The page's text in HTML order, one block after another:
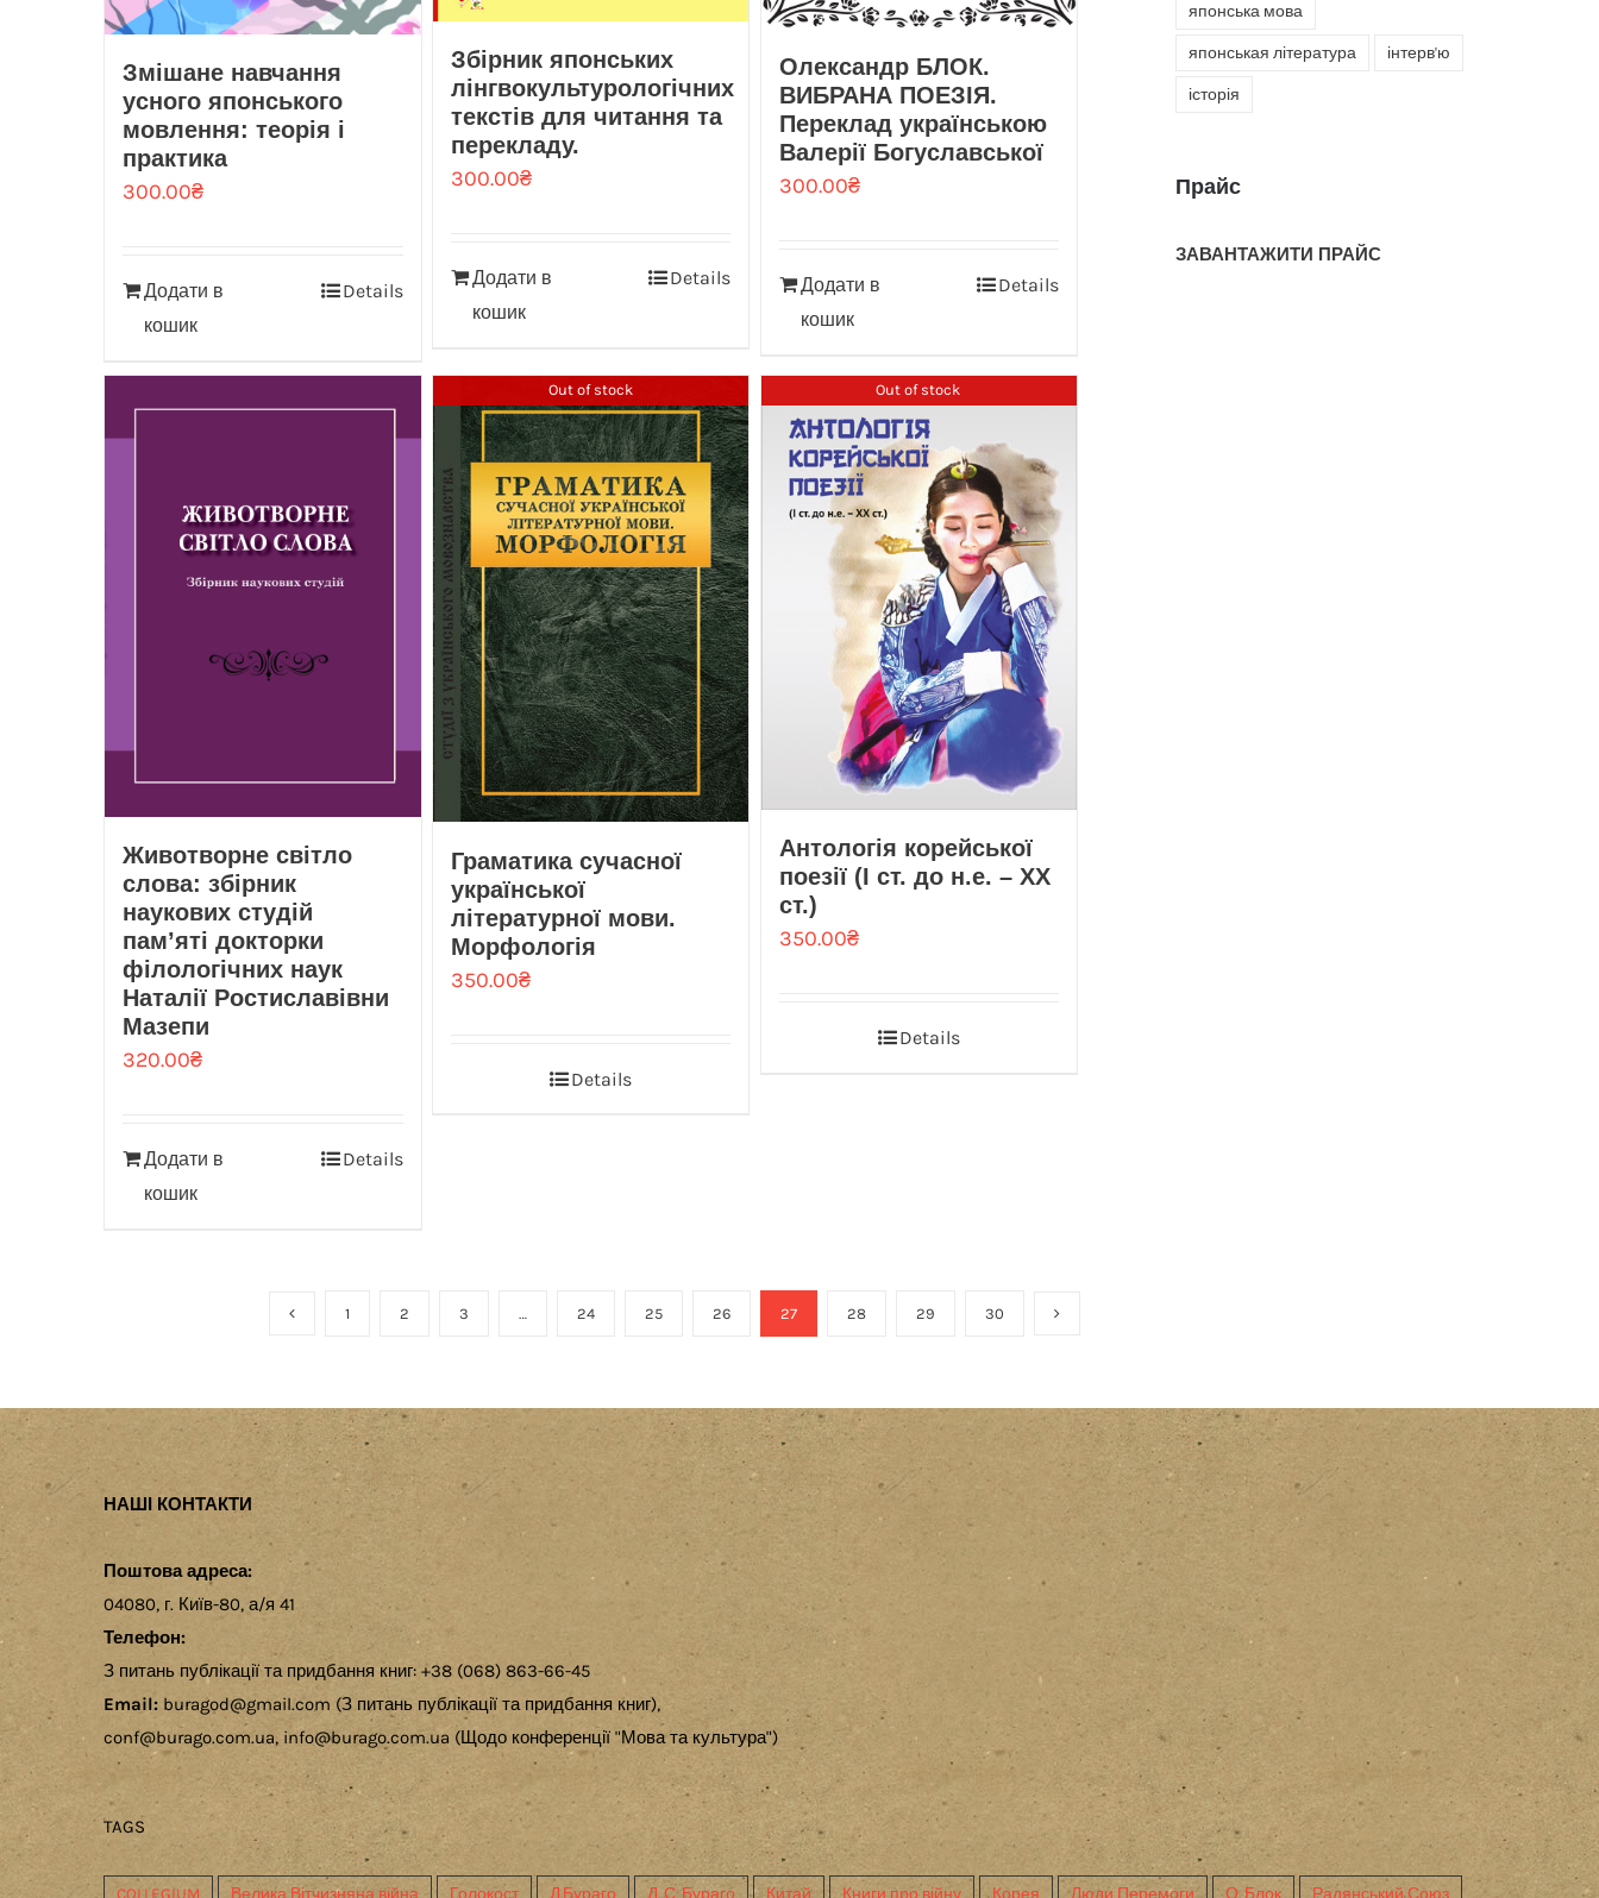
Змішане навчання
усного японського
мовлення: теорія і
практика
300.00₴
Додати в
кошик
Details
Збірник японських
лінгвокультурологічних
текстів для читання та
перекладу.
300.00₴
Додати в
кошик
Details
Олександр БЛОК.
ВИБРАНА ПОЕЗІЯ.
Переклад українською
Валерії Богуславської
300.00₴
Додати в
кошик
Details
Животворне світло
слова: збірник
наукових студій
пам’яті докторки
філологічних наук
Наталії Ростиславівни
Мазепи
320.00₴
Додати в
кошик
Details
Out of stock
Граматика сучасної
української
літературної мови.
Морфологія
350.00₴
Details
Out of stock
Антологія корейської
поезії (I ст. до н.е. – XX
ст.)
350.00₴
Details
1 2 3 … 24 25 26 27 28 29 30
японська мова
японськая література інтерв'ю
історія
Прайс
ЗАВАНТАЖИТИ ПРАЙС
НАШІ КОНТАКТИ
Поштова адреса:
04080, г. Київ-80, а/я 41
Телефон:
З питань публікації та придбання книг: +38 (068) 863-66-45
Email: buragod@gmail.com (З питань публікації та придбання книг),
conf@burago.com.ua, info@burago.com.ua (Щодо конференції "Мова та культура")
TAGS
COLLEGIUM Велика Вітчизняна війна Голокост Д.Бураго Д. С. Бураго Китай Книги про війну Корея Люди Перемоги О. Блок Радянський Союз